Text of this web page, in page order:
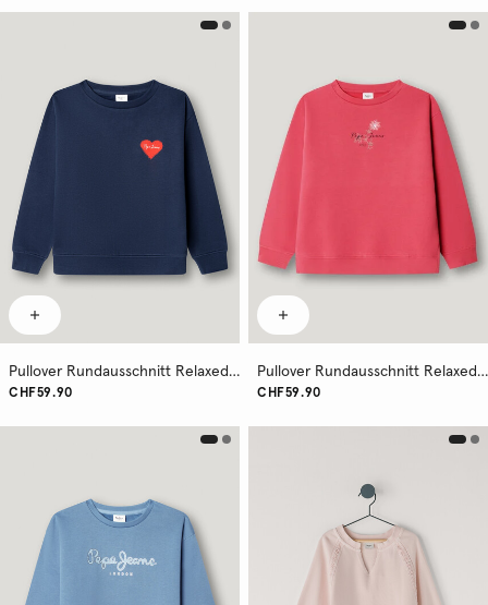
Pullover Rundausschnitt Relaxed Fit
CHF59.90
Pullover Rundausschnitt Relaxed Fit
CHF59.90